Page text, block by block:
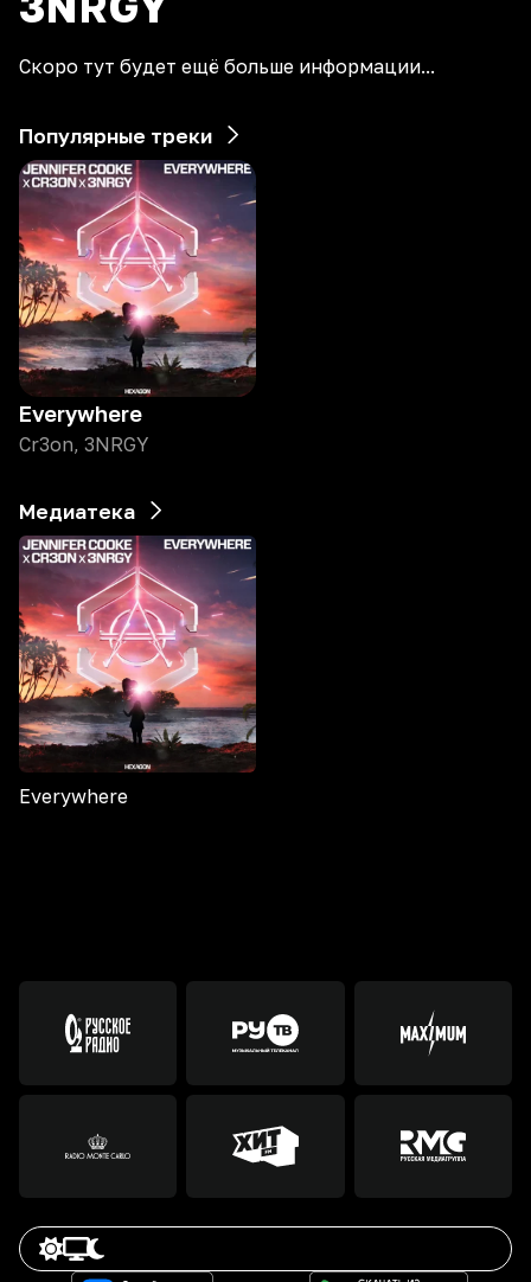
Скоро тут будет ещё больше информации...
Популярные треки
Everywhere
Cr3on, 3NRGY
Медиатека
Everywhere